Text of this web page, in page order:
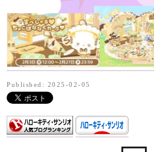
Published: 2025-02-05